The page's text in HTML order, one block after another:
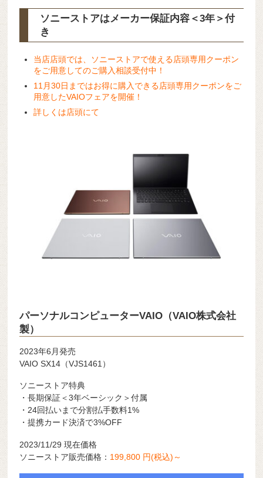
ソニーストアはメーカー保証内容 ＜3年＞付
き
当店店頭では、ソニーストアで使える店頭専用クーポン
をご用意してのご購入相談受付中！
11 月30日まではお得に購入できる店頭専用クーポンをご
用意したVAIOフェアを開催！
詳しくは店頭にて
パーソナルコンピューターVAIO（VAIO株式会社
製）
2023年6月発売
VAIO SX14（VJS1461）
ソニーストア特典
・長期保証＜3年ベーシック＞付属
・24回払いまで分割払手数料1%
・提携カード決済で3%OFF
2023/11/29 現在価格
ソニーストア販売価格： 199,800 円(税込)～